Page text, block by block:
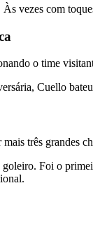
vezes com
o time
Cuello
três grandes
Foi o